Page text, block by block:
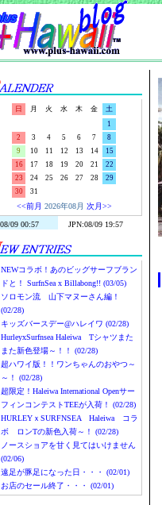
日 月 火 水 木 金
土
1
2
3 4 5 6 7
8
9
10 11 12 13 14
15
16
17 18 19 20 21
22
23
24 25 26 27 28
29
30
31
<<前月 2026年08月 次月>>
NEWコラボ！あのビッグサーフブラン
ドと！ SurfnSea x Billabong!! (03/05)
ソロモン流 山下マヌーさん編！
(02/28)
キッズバースデー@ハレイワ (02/28)
HurleyxSurfnsea Haleiwa Tシャツまた
また新色登場～！！ (02/28)
超ハワイ版！！ワンちゃんのおやつ～
～！ (02/28)
超限定！Haleiwa International Openサー
フィンコンテストTEEが入荷！ (02/28)
HURLEYｘSURFNSEA Haleiwa コラ
ボ ロンTの新色入荷～！ (02/28)
ノースショアを甘く見てはいけません
(02/06)
遠足が豚足になった日・・・ (02/01)
お店のセール終了・・・ (02/01)